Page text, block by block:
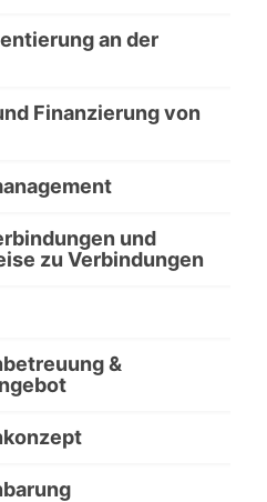
an der
Finanzierung von
und
zu Verbindungen
&